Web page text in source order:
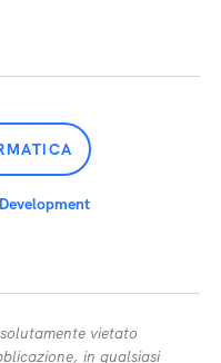
vietato
in qualsiasi